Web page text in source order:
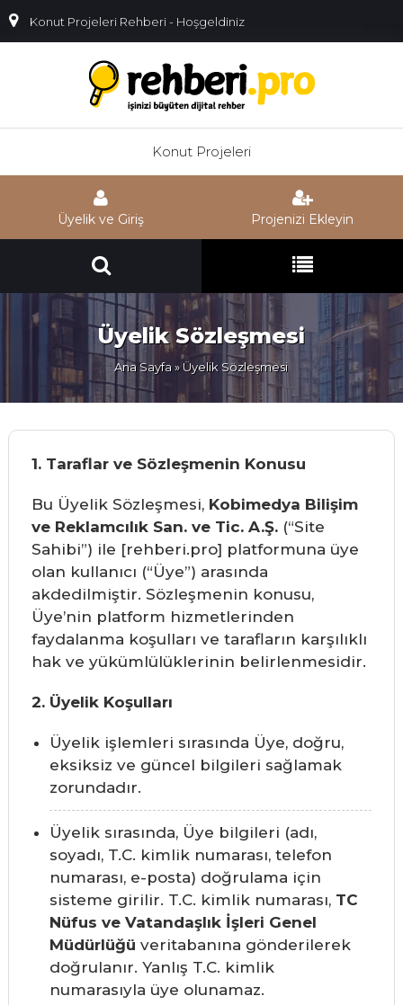
Konut Projeleri Rehberi - Hoşgeldiniz
Konut Projeleri
Üyelik ve Giriş Projenizi Ekleyin
Üyelik Sözleşmesi
Ana Sayfa» Üyelik Sözleşmesi
1. Taraflar ve Sözleşmenin Konusu
Bu Üyelik Sözleşmesi, Kobimedya Bilişim
ve Reklamcılık San. ve Tic. A.Ş.(“Site
Sahibi”) ile [rehberi.pro] platformuna üye
olan kullanıcı (“Üye”) arasında
akdedilmiştir. Sözleşmenin konusu,
Üye’nin platform hizmetlerinden
faydalanma koşulları ve tarafların karşılıklı
hak ve yükümlülüklerinin belirlenmesidir.
2. Üyelik Koşulları
Üyelik işlemleri sırasında Üye, doğru,
eksiksiz ve güncel bilgileri sağlamak
zorundadır.
Üyelik sırasında, Üye bilgileri (adı,
soyadı, T.C. kimlik numarası, telefon
numarası, e-posta) doğrulama için
sisteme girilir. T.C. kimlik numarası, TC
Nüfus ve Vatandaşlık İşleri Genel
Müdürlüğü veritabanına gönderilerek
doğrulanır. Yanlış T.C. kimlik
numarasıyla üye olunamaz.